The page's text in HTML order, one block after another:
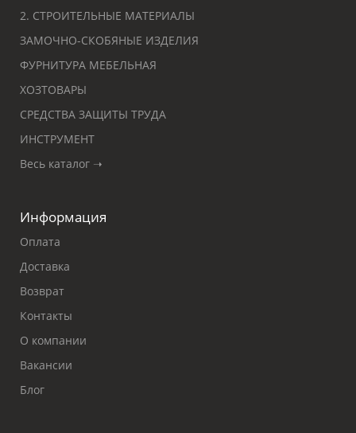
2. СТРОИТЕЛЬНЫЕ МАТЕРИАЛЫ
ЗАМОЧНО-СКОБЯНЫЕ ИЗДЕЛИЯ
ФУРНИТУРА МЕБЕЛЬНАЯ
ХОЗТОВАРЫ
СРЕДСТВА ЗАЩИТЫ ТРУДА
ИНСТРУМЕНТ
Весь каталог ➝
Информация
Оплата
Доставка
Возврат
Контакты
О компании
Вакансии
Блог